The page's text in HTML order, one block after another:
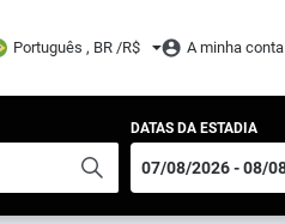
Português , BR /R$ A minha conta
DATAS DA ESTADIA